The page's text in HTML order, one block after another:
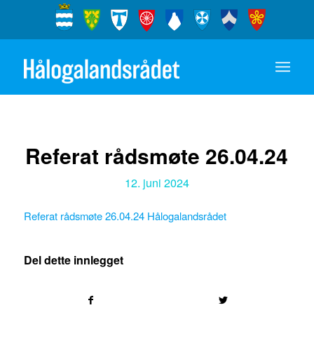
Referat rådsmøte 26.04.24
12. juni 2024
Referat rådsmøte 26.04.24 Hålogalandsrådet
Del dette innlegget